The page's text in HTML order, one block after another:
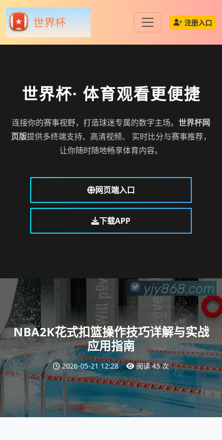
注册入口
世界杯· 体育观看更便捷
连接你的赛事视野，打造球迷专属的数字主场。 世界杯网
页版提供多终端支持、高清视频、 实时比分与赛事推荐，
让你随时随地畅享体育内容。
网页端入口
下载APP
NBA2K花式扣篮操作技巧详解与实战
应用指南
2026-05-21 12:28 阅读 45 次